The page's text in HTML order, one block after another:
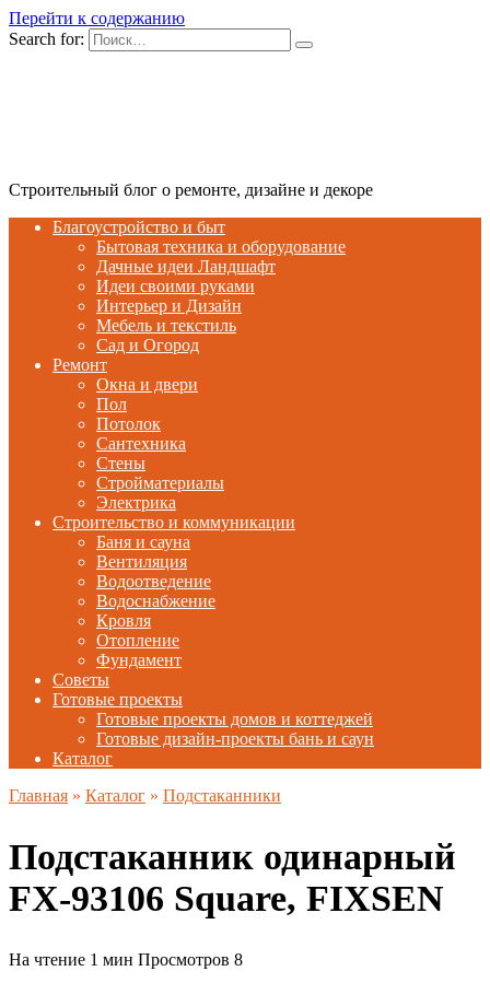
Перейти к содержанию
Search for:
Строительный блог о ремонте, дизайне и декоре
Благоустройство и быт
Бытовая техника и оборудование
Дачные идеи Ландшафт
Идеи своими руками
Интерьер и Дизайн
Мебель и текстиль
Сад и Огород
Ремонт
Окна и двери
Пол
Потолок
Сантехника
Стены
Стройматериалы
Электрика
Строительство и коммуникации
Баня и сауна
Вентиляция
Водоотведение
Водоснабжение
Кровля
Отопление
Фундамент
Советы
Готовые проекты
Готовые проекты домов и коттеджей
Готовые дизайн-проекты бань и саун
Каталог
Главная » Каталог » Подстаканники
Подстаканник одинарный
FX-93106 Square, FIXSEN
На чтение 1 мин Просмотров 8